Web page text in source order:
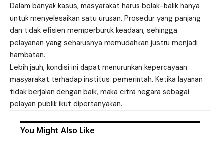
Dalam banyak kasus, masyarakat harus bolak-balik hanya
untuk menyelesaikan satu urusan. Prosedur yang panjang
dan tidak efisien memperburuk keadaan, sehingga
pelayanan yang seharusnya memudahkan justru menjadi
hambatan.
Lebih jauh, kondisi ini dapat menurunkan kepercayaan
masyarakat terhadap institusi pemerintah. Ketika layanan
tidak berjalan dengan baik, maka citra negara sebagai
pelayan publik ikut dipertanyakan.
You Might Also Like